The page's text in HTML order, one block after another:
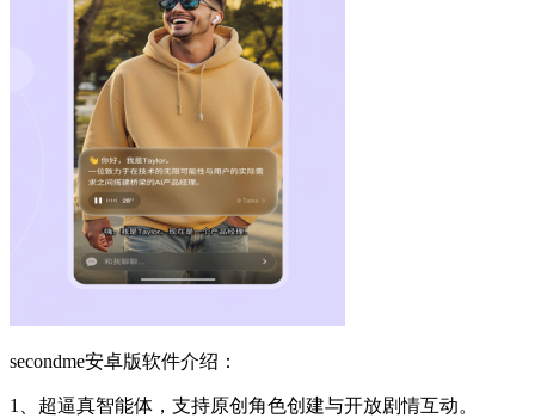
secondme安卓版软件介绍：
1、超逼真智能体，支持原创角色创建与开放剧情互动。